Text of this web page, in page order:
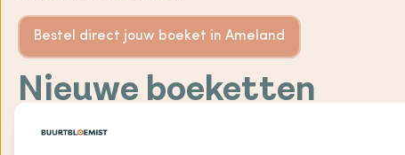
Bestel direct jouw boeket in Ameland
Nieuwe boeketten